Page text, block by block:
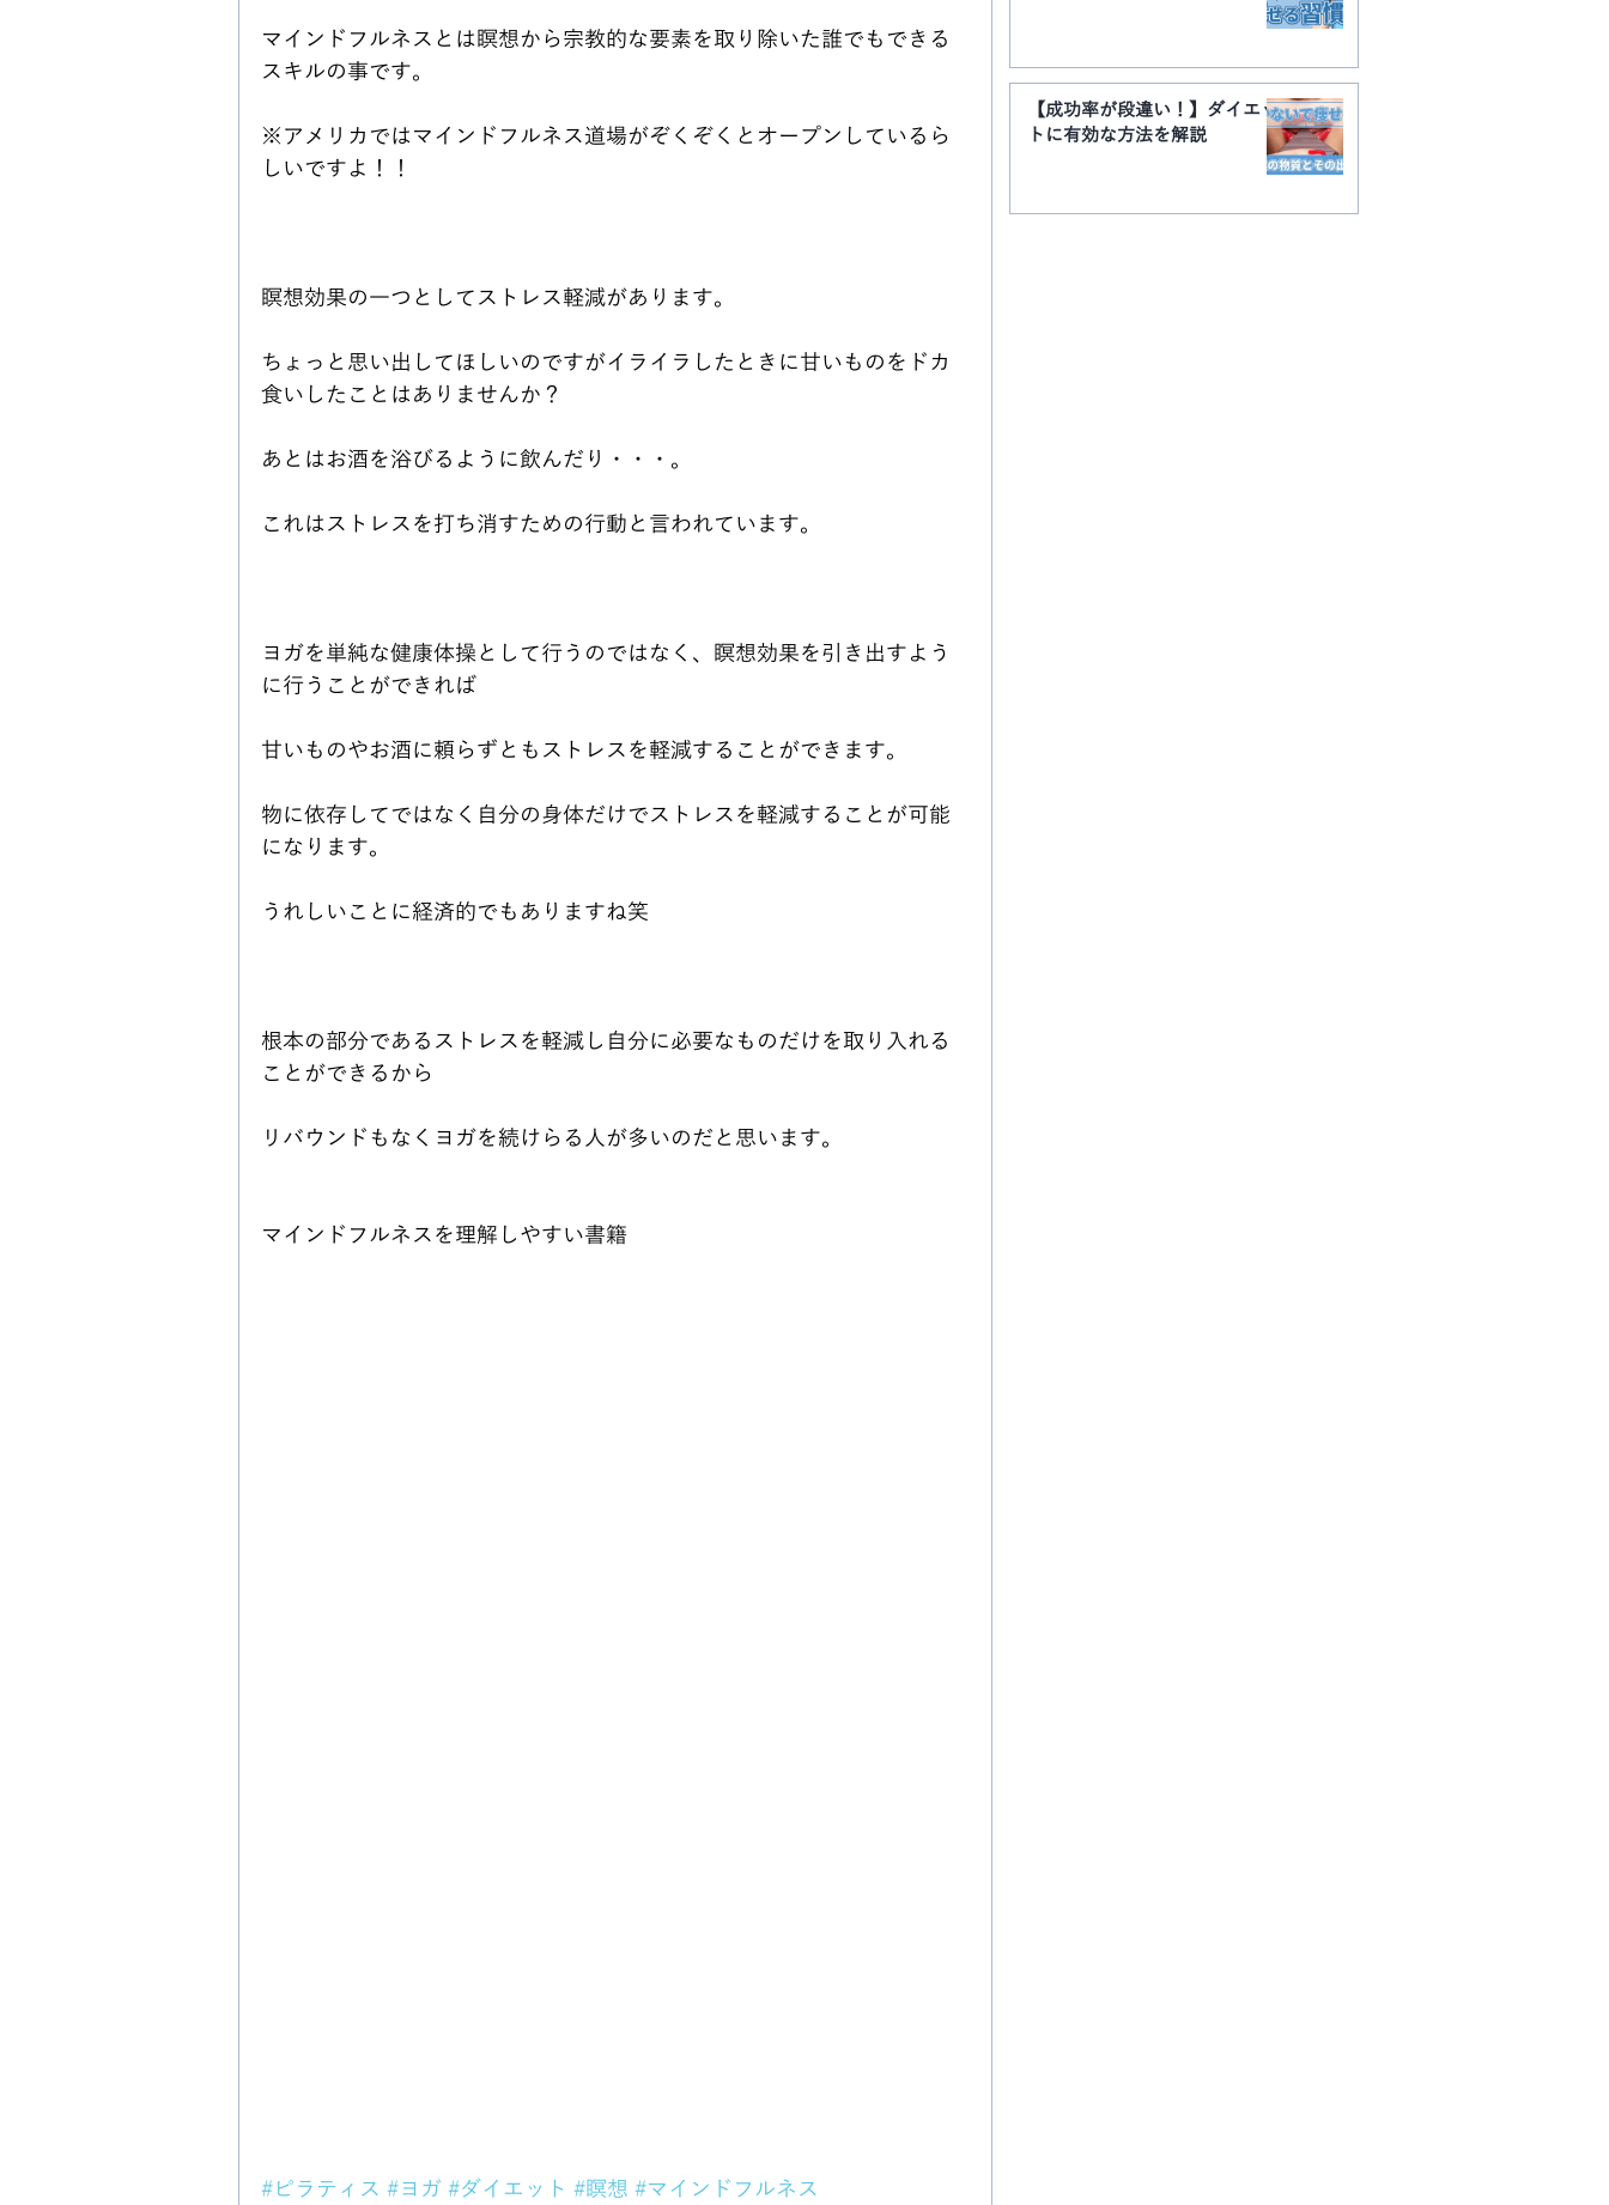
マインドフルネスとは瞑想から宗教的な要素を取り除いた誰でもできる
スキルの事です。
※アメリカではマインドフルネス道場がぞくぞくとオープンしているら
しいですよ！！
瞑想効果の一つとしてストレス軽減があります。
ちょっと思い出してほしいのですがイライラしたときに甘いものをドカ
食いしたことはありませんか？
あとはお酒を浴びるように飲んだり・・・。
これはストレスを打ち消すための行動と言われています。
ヨガを単純な健康体操として行うのではなく、瞑想効果を引き出すよう
に行うことができれば
甘いものやお酒に頼らずともストレスを軽減することができます。
物に依存してではなく自分の身体だけでストレスを軽減することが可能
になります。
うれしいことに経済的でもありますね笑
根本の部分であるストレスを軽減し自分に必要なものだけを取り入れる
ことができるから
リバウンドもなくヨガを続けらる人が多いのだと思います。
マインドフルネスを理解しやすい書籍
#ピラティス #ヨガ #ダイエット #瞑想 #マインドフルネス
【成功率が段違い！】ダイエッ
トに有効な方法を解説